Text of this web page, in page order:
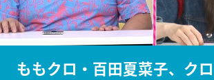
ももクロ・百田夏菜子、ク